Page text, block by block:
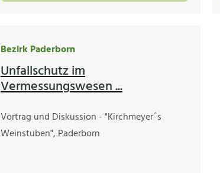
Bezirk Paderborn
Unfallschutz im
Vermessungswesen ...
Vortrag und Diskussion - "Kirchmeyer´s
Weinstuben", Paderborn